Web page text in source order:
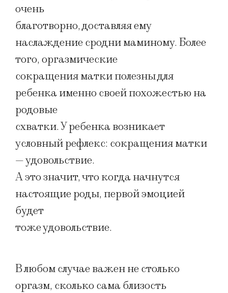
очень
благотворно, доставляя ему
наслаждение сродни маминому. Более
того, оргазмические
сокращения матки полезны для
ребенка именно своей похожестью на
родовые
схватки. У ребенка возникает
условный рефлекс: сокращения матки
— удовольствие.
А это значит, что когда начнутся
настоящие роды, первой эмоцией
будет
тоже удовольствие.
В любом случае важен не столько
оргазм, сколько сама близость